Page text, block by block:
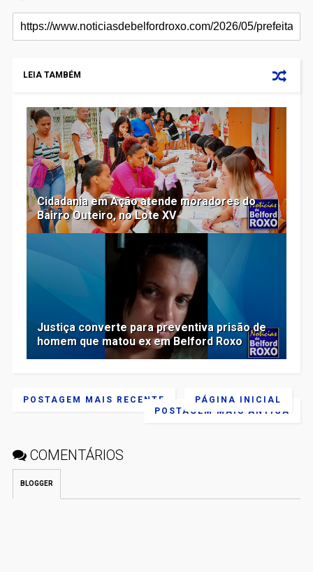
LEIA TAMBÉM
Cidadania em Ação atende moradores do
Bairro Outeiro, no Lote XV
Justiça converte para preventiva prisão de
homem que matou ex em Belford Roxo
POSTAGEM MAIS RECENTE
POSTAGEM MAIS ANTIGA
PÁGINA INICIAL
COMENTÁRIOS
BLOGGER